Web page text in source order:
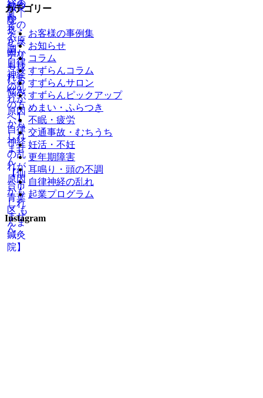
カテゴリー
お客様の事例集
お知らせ
コラム
すずらんコラム
すずらんサロン
すずらんピックアップ
めまい・ふらつき
不眠・疲労
交通事故・むちうち
妊活・不妊
更年期障害
耳鳴り・頭の不調
自律神経の乱れ
起業プログラム
Instagram